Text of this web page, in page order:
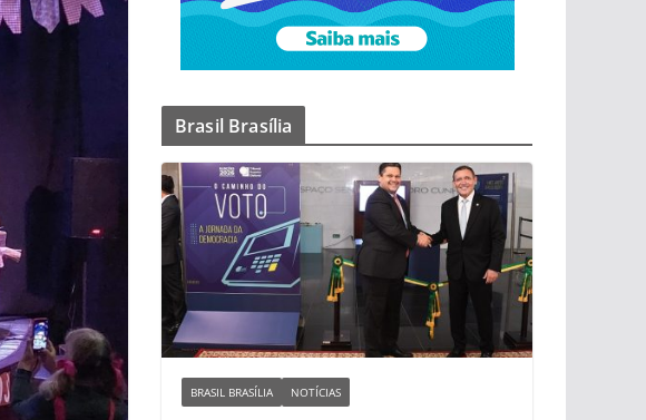
Brasil Brasília
BRASIL BRASÍLIA NOTÍCIAS